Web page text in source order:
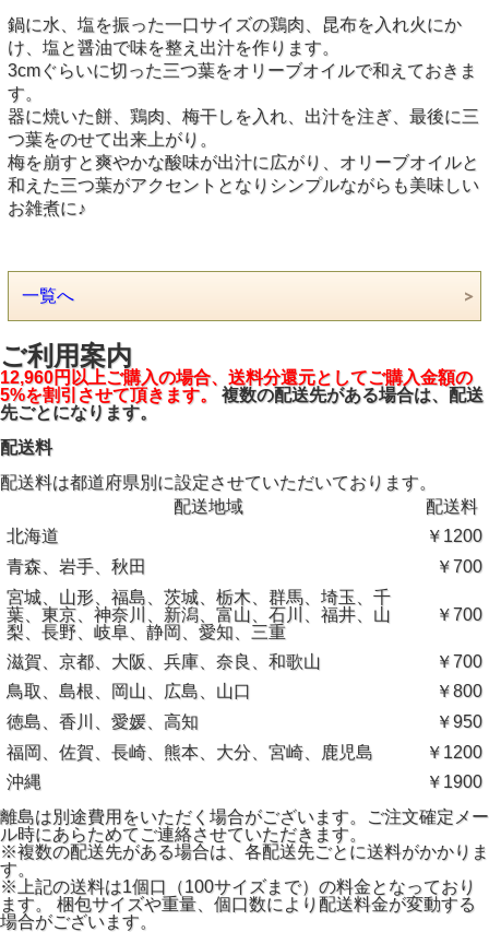
鍋に水、塩を振った一口サイズの鶏肉、昆布を入れ火にか
け、塩と醤油で味を整え出汁を作ります。
3cmぐらいに切った三つ葉をオリーブオイルで和えておきま
す。
器に焼いた餅、鶏肉、梅干しを入れ、出汁を注ぎ、最後に三
つ葉をのせて出来上がり。
梅を崩すと爽やかな酸味が出汁に広がり、オリーブオイルと
和えた三つ葉がアクセントとなりシンプルながらも美味しい
お雑煮に♪
一覧へ
ご利用案内
12,960円以上ご購入の場合、送料分還元としてご購入金額の
5%を割引させて頂きます。
複数の配送先がある場合は、配送
先ごとになります。
配送料
配送料は都道府県別に設定させていただいております。
配送地域
配送料
北海道
￥1200
青森、岩手、秋田
￥700
宮城、山形、福島、茨城、栃木、群馬、埼玉、千
葉、東京、神奈川、新潟、富山、石川、福井、山
梨、長野、岐阜、静岡、愛知、三重
￥700
滋賀、京都、大阪、兵庫、奈良、和歌山
￥700
鳥取、島根、岡山、広島、山口
￥800
徳島、香川、愛媛、高知
￥950
福岡、佐賀、長崎、熊本、大分、宮崎、鹿児島
￥1200
沖縄
￥1900
離島は別途費用をいただく場合がございます。ご注文確定メー
ル時にあらためてご連絡させていただきます。
※複数の配送先がある場合は、各配送先ごとに送料がかかりま
す。
※上記の送料は1個口（100サイズまで）の料金となっており
ます。 梱包サイズや重量、個口数により配送料金が変動する
場合がございます。